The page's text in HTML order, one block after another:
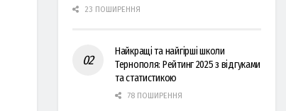
23 ПОШИРЕННЯ
Найкращі та найгірші школи
Тернополя: Рейтинг 2025 з відгуками
та статистикою
78 ПОШИРЕННЯ